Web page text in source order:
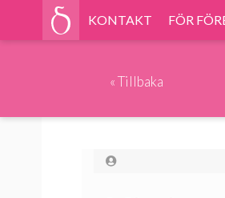
KONTAKT FÖR
«Tillbaka